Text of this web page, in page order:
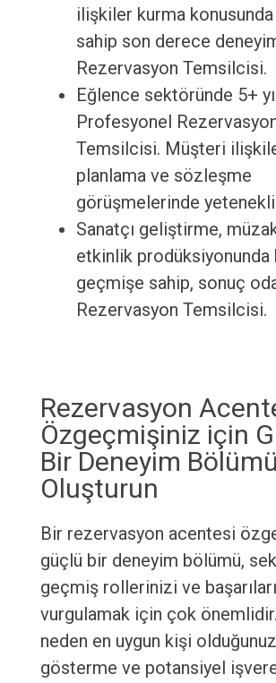
ilişkiler kurma konusunda
sahip son derece
Rezervasyon Temsilcisi.
Eğlence sektöründe 5+
Profesyonel
Temsilcisi. Müşteri
planlama ve sözleşme
görüşmelerinde
Sanatçı geliştirme,
etkinlik prodüksiyonunda
geçmişe sahip, sonuç
Rezervasyon Temsilcisi.
Rezervasyon
Özgeçmişiniz için
Bir Deneyim Bölümü
Oluşturun
Bir rezervasyon acentesi
güçlü bir deneyim bölümü,
geçmiş rollerinizi ve
vurgulamak için çok
neden en uygun kişi
gösterme ve potansiyel